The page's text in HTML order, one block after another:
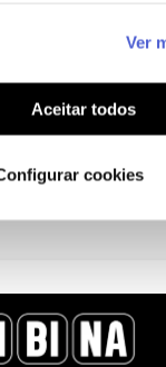
de
anúncios
clicando em "
Ver
Aceitar todos
cookies
e faça "Like" nos